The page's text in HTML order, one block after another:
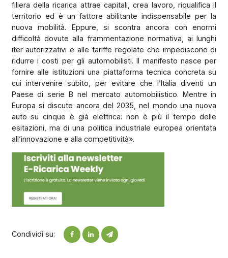
filiera della ricarica attrae capitali, crea lavoro, riqualifica il
territorio ed è un fattore abilitante indispensabile per la
nuova mobilità. Eppure, si scontra ancora con enormi
difficoltà dovute alla frammentazione normativa, ai lunghi
iter autorizzativi e alle tariffe regolate che impediscono di
ridurre i costi per gli automobilisti. Il manifesto nasce per
fornire alle istituzioni una piattaforma tecnica concreta su
cui intervenire subito, per evitare che l’Italia diventi un
Paese di serie B nel mercato automobilistico. Mentre in
Europa si discute ancora del 2035, nel mondo una nuova
auto su cinque è già elettrica: non è più il tempo delle
esitazioni, ma di una politica industriale europea orientata
all’innovazione e alla competitività».
Condividi su: